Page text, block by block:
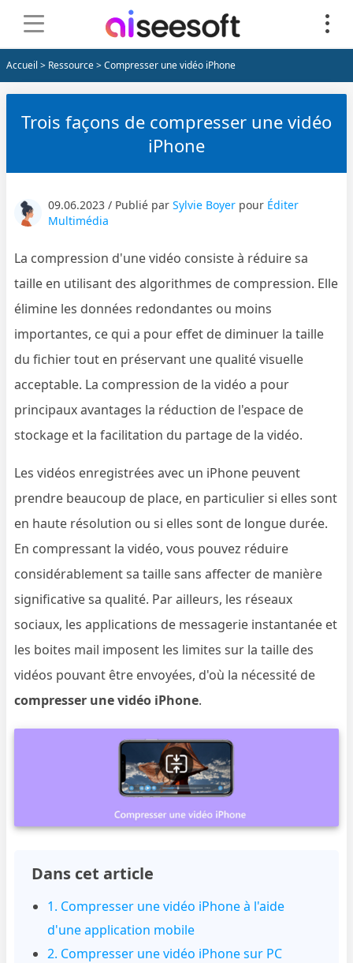
Accueil > Ressource> Compresser une vidéo iPhone
Trois façons de compresser une vidéo
iPhone
09.06.2023 / Publié parSylvie Boyer pour Éditer
Multimédia
La compression d'une vidéo consiste à réduire sa
taille en utilisant des algorithmes de compression. Elle
élimine les données redondantes ou moins
importantes, ce qui a pour effet de diminuer la taille
du fichier tout en préservant une qualité visuelle
acceptable. La compression de la vidéo a pour
principaux avantages la réduction de l'espace de
stockage et la facilitation du partage de la vidéo.
Les vidéos enregistrées avec un iPhone peuvent
prendre beaucoup de place, en particulier si elles sont
en haute résolution ou si elles sont de longue durée.
En compressant la vidéo, vous pouvez réduire
considérablement sa taille sans affecter de manière
significative sa qualité. Par ailleurs, les réseaux
sociaux, les applications de messagerie instantanée et
les boites mail imposent les limites sur la taille des
vidéos pouvant être envoyées, d'où la nécessité de
compresser une vidéo iPhone.
Dans cet article
1. Compresser une vidéo iPhone à l'aide
d'une application mobile
2. Compresser une vidéo iPhone sur PC